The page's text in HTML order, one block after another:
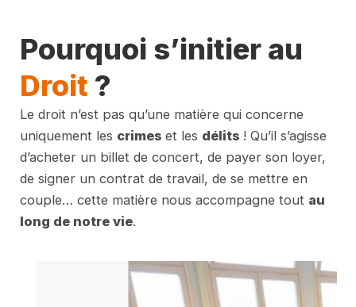
Pourquoi s’initier au
Droit ?
Le droit n’est pas qu’une matière qui concerne
uniquement les crimes et les délits ! Qu’il s’agisse
d’acheter un billet de concert, de payer son loyer,
de signer un contrat de travail, de se mettre en
couple… cette matière nous accompagne tout au
long de notre vie.